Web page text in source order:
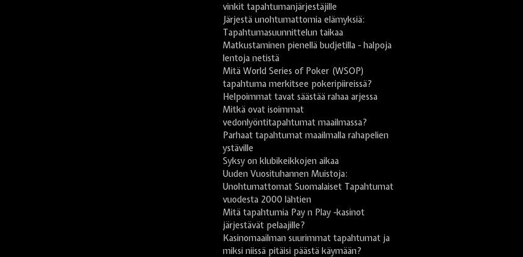
vinkit tapahtumanjärjestäjille
Järjestä unohtumattomia elämyksiä:
Tapahtumasuunnittelun taikaa
Matkustaminen pienellä budjetilla - halpoja
lentoja netistä
Mitä World Series of Poker (WSOP)
tapahtuma merkitsee pokeripiireissä?
Helpoimmat tavat säästää rahaa arjessa
Mitkä ovat isoimmat
vedonlyöntitapahtumat maailmassa?
Parhaat tapahtumat maailmalla rahapelien
ystäville
Syksy on klubikeikkojen aikaa
Uuden Vuosituhannen Muistoja:
Unohtumattomat Suomalaiset Tapahtumat
vuodesta 2000 lähtien
Mitä tapahtumia Pay n Play -kasinot
järjestävät pelaajille?
Kasinomaailman suurimmat tapahtumat ja
miksi niissä pitäisi päästä käymään?